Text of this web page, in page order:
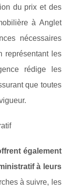
du prix et des
à Anglet
nécessaires
représentant les
rédige les
que toutes
également
à leurs
à suivre, les